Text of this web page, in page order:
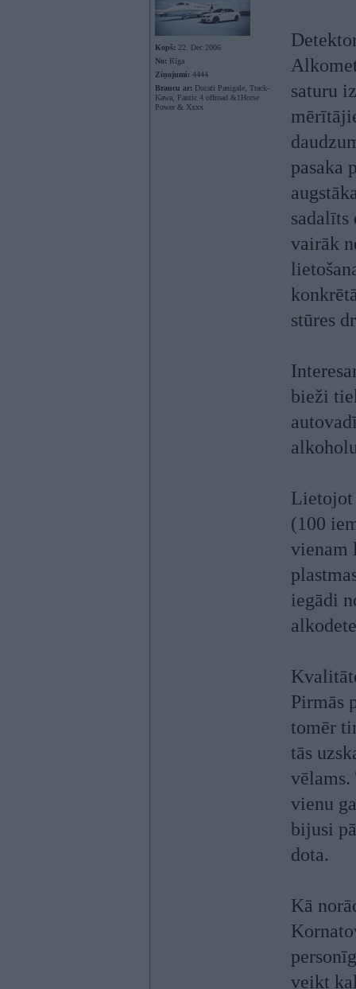
Kopš: 22. Dec 2006
No: Rīga
Ziņojumi: 4444
Braucu ar: Ducati Panigale, Track-
Kawa, Fantic 4 offroad &1Horse
Power & Xxxx
saturu
pasaka
vairāk
stūres
bieži
Lietojot
(100
vienam
iegādi
Pirmās
tomēr
tās
vienu
bijusi
dota.
Kā
veikt